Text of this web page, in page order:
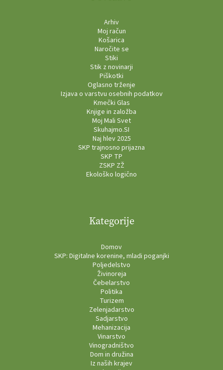
Arhiv
Moj račun
Košarica
Naročite se
Stiki
Stik z novinarji
Piškotki
Oglasno trženje
Izjava o varstvu osebnih podatkov
Kmečki Glas
Knjige in založba
Moj Mali Svet
Skuhajmo.SI
Naj hlev 2025
SKP trajnosno prijazna
SKP TP
ZSKP ZŽ
Ekološko logično
Kategorije
Domov
SKP: Digitalne korenine, mladi poganjki
Poljedelstvo
Živinoreja
Čebelarstvo
Politika
Turizem
Zelenjadarstvo
Sadjarstvo
Mehanizacija
Vinarstvo
Vinogradništvo
Dom in družina
Iz naših krajev